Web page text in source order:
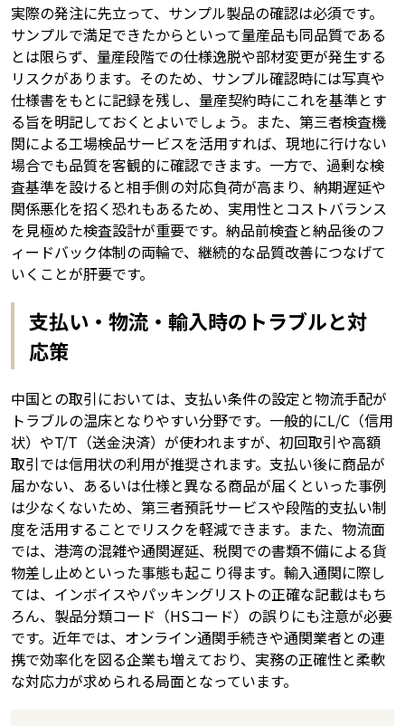
実際の発注に先立って、サンプル製品の確認は必須です。
サンプルで満足できたからといって量産品も同品質である
とは限らず、量産段階での仕様逸脱や部材変更が発生する
リスクがあります。そのため、サンプル確認時には写真や
仕様書をもとに記録を残し、量産契約時にこれを基準とす
る旨を明記しておくとよいでしょう。また、第三者検査機
関による工場検品サービスを活用すれば、現地に行けない
場合でも品質を客観的に確認できます。一方で、過剰な検
査基準を設けると相手側の対応負荷が高まり、納期遅延や
関係悪化を招く恐れもあるため、実用性とコストバランス
を見極めた検査設計が重要です。納品前検査と納品後のフ
ィードバック体制の両輪で、継続的な品質改善につなげて
いくことが肝要です。
支払い・物流・輸入時のトラブルと対
応策
中国との取引においては、支払い条件の設定と物流手配が
トラブルの温床となりやすい分野です。一般的にL/C（信用
状）やT/T（送金決済）が使われますが、初回取引や高額
取引では信用状の利用が推奨されます。支払い後に商品が
届かない、あるいは仕様と異なる商品が届くといった事例
は少なくないため、第三者預託サービスや段階的支払い制
度を活用することでリスクを軽減できます。また、物流面
では、港湾の混雑や通関遅延、税関での書類不備による貨
物差し止めといった事態も起こり得ます。輸入通関に際し
ては、インボイスやパッキングリストの正確な記載はもち
ろん、製品分類コード（HSコード）の誤りにも注意が必要
です。近年では、オンライン通関手続きや通関業者との連
携で効率化を図る企業も増えており、実務の正確性と柔軟
な対応力が求められる局面となっています。